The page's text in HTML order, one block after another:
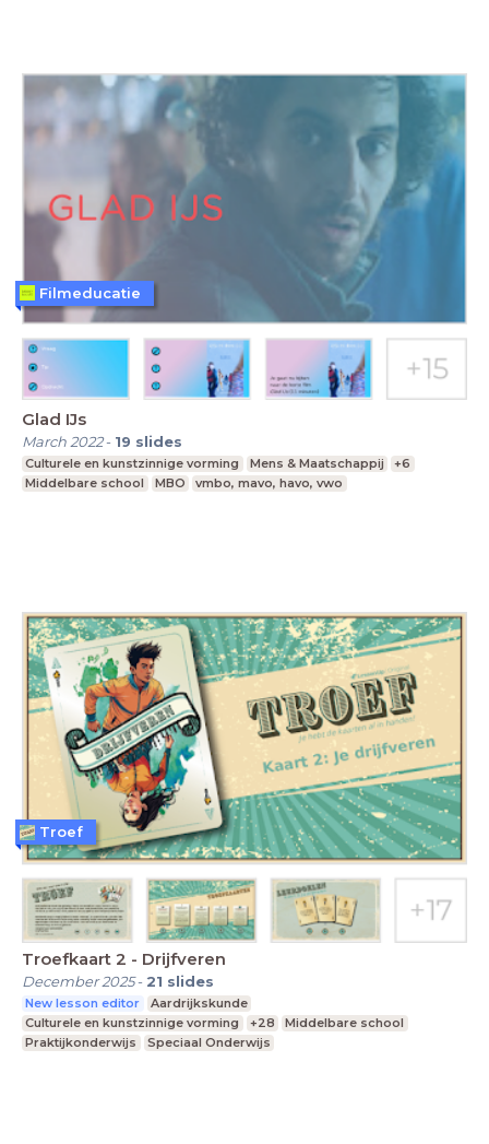
Glad IJs
March 2022- 19 slides
Culturele en kunstzinnige vorming Mens & Maatschappij
+6
Middelbare school
MBO vmbo, mavo, havo, vwo
Filmeducatie
Troefkaart 2 - Drijfveren
December 2025- 21 slides
New lesson editor
Aardrijkskunde
Culturele en kunstzinnige vorming
+28
Middelbare school
Praktijkonderwijs
Speciaal Onderwijs
Troef